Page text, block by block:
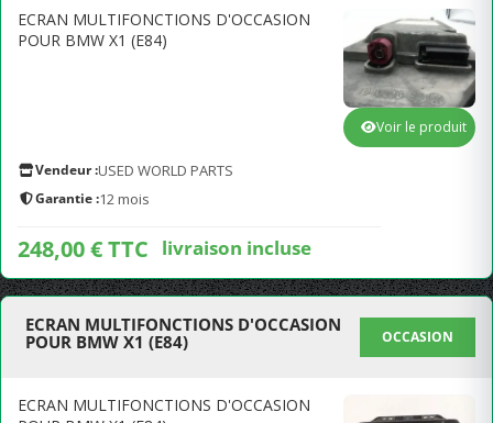
ECRAN MULTIFONCTIONS D'OCCASION
POUR BMW X1 (E84)
Vendeur :USED WORLD PARTS
Garantie :12 mois
248,00 € TTC livraison incluse
Voir le produit
ECRAN MULTIFONCTIONS D'OCCASION
POUR BMW X1 (E84)
OCCASION
ECRAN MULTIFONCTIONS D'OCCASION